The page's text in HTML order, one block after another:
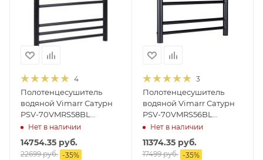
4
Полотенцесушитель
водяной Vimarr Сатурн
PSV-70VMRS58BL
500х800 лесенка, с
фитингами в комплекте,
черный матовый
Нет в наличии
14754.35 руб.
22699руб. -35%
3
Полотенцесушитель
водяной Vimarr Сатурн
PSV-70VMRS56BL
500х600 лесенка, с
фитингами в комплекте,
черный матовый
Нет в наличии
11374.35руб.
17499руб. -35%